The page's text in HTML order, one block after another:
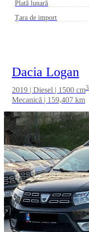
Plată lunară
Țara de import
Dacia Logan
2019 | Diesel | 1500 cm3
Mecanică | 159,407 km